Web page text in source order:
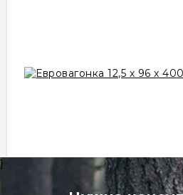
Евровагонка 12,5 х 96 х
Товар в
}